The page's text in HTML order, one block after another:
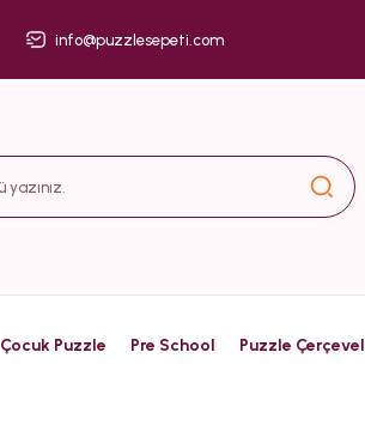
info@puzzlesepeti.com
Çocuk Puzzle Pre School Puzzle